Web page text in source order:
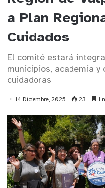
a Plan
Cuidados
El comité estará
municipios, academia y
cuidadoras
14 Diciembre, 2025 23 1